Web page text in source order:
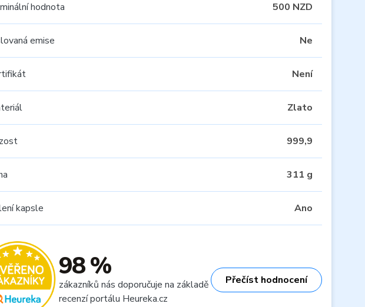
hodnota 500 NZD
emise Ne
Není
Zlato
999,9
311 g
kapsle Ano
98 %
zákazníků nás doporučuje na základě
recenzí portálu Heureka.cz
Přečíst hodnocení